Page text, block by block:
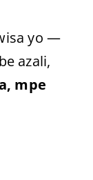
yo —
azali,
mpe